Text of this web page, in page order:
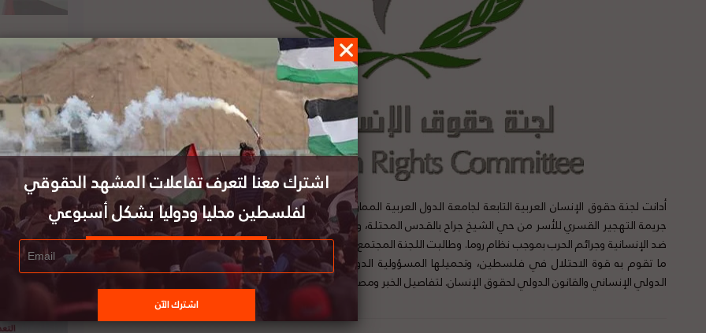
أدانت لجنة حقوق الإنسان العربية التابعة لجامعة الدول العربیة الممارسات التي ترتكبھا قوات الاحتلال الإسرائيلي، خاصة
جریمة التھجیر القسري للأسر من حي الشيخ جراح بالقدس المحتلة، وأوضحت اللجنة أنّ هذه الجريمة تدخل فى باب الجرائم
ضد الإنسانية وجرائم الحرب بموجب نظام روما. وطالبت اللجنة المجتمع الدولي والأمم المتحدة بتحمل مسؤولیتھا في إدانة
ما تقوم به قوة الاحتلال في فلسطین، وتحمیلھا المسؤولية الدولية ومحاكمة قادتھا عن الانتھاكات الصارخة للقانون
الدولي الإنساني والقانون الدولي لحقوق الإنسان. لتفاصيل الخبر ومصدره الأصلي،
اشترك معنا لتعرف تفاعلات المشهد الحقوقي
لفلسطين محليا ودوليا بشكل أسبوعي